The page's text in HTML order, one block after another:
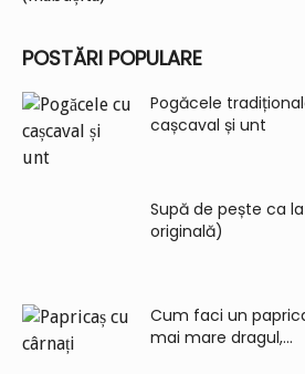
POSTĂRI POPULARE
Pogăcele
cașcaval și unt
Supă de pește ca
originală)
Cum faci un
mai mare dragul,...